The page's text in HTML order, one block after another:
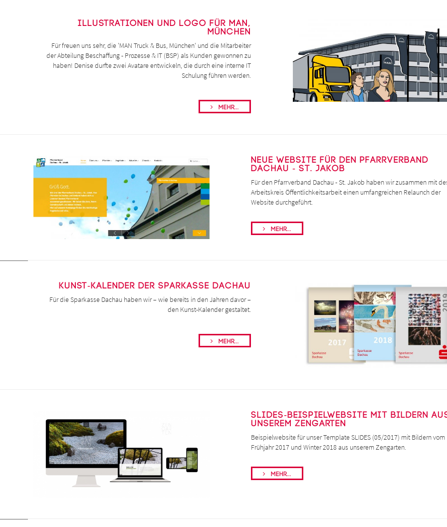
Illustrationen und Logo für MAN,
München
Für freuen uns sehr, die 'MAN Truck & Bus, München' und die Mitarbeiter
der Abteilung Beschaffung - Prozesse & IT (BSP) als Kunden gewonnen zu
haben! Denise durfte zwei Avatare entwickeln, die durch eine interne IT
Schulung führen werden.
Mehr...
Neue Website für den Pfarrverband
Dachau - St. Jakob
Für den Pfarrverband Dachau - St. Jakob haben wir zusammen mit
Arbeitskreis Öffentlichkeitsarbeit einen umfangreichen Relaunch der
Website durchgeführt.
Mehr...
Kunst-Kalender der Sparkasse Dachau
Für die Sparkasse Dachau haben wir – wie bereits in den Jahren davor –
den Kunst-Kalender gestaltet.
Mehr...
SLIDES-Beispielwebsite mit Bildern
unserem Zengarten
Beispielwebsite für unser Template SLIDES (05/2017) mit Bildern vom
Frühjahr 2017 und Winter 2018 aus unserem Zengarten.
Mehr...